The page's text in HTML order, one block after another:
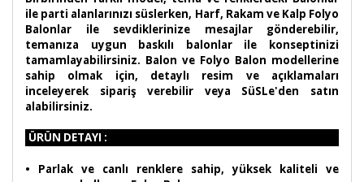
ile parti alanlarınızı süslerken, Harf, Rakam ve Kalp Folyo
Balonlar ile sevdiklerinize mesajlar gönderebilir,
temanıza uygun baskılı balonlar ile konseptinizi
tamamlayabilirsiniz. Balon ve Folyo Balon modellerine
sahip olmak için, detaylı resim ve açıklamaları
inceleyerek sipariş verebilir veya SüSLe'den satın
alabilirsiniz.
ÜRÜN DETAYI :
• Parlak ve canlı renklere sahip, yüksek kaliteli ve